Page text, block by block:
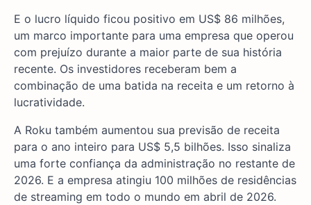
E o lucro líquido ficou positivo em US$ 86 milhões,
um marco importante para uma empresa que operou
com prejuízo durante a maior parte de sua história
recente. Os investidores receberam bem a
combinação de uma batida na receita e um retorno à
lucratividade.
A Roku também aumentou sua previsão de receita
para o ano inteiro para US$ 5,5 bilhões. Isso sinaliza
uma forte confiança da administração no restante de
2026. E a empresa atingiu 100 milhões de residências
de streaming em todo o mundo em abril de 2026.